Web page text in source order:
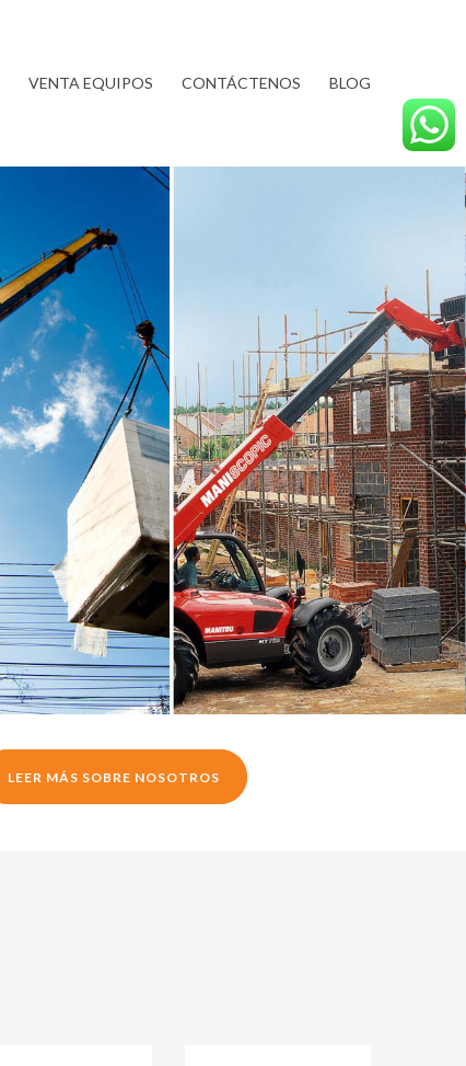
VENTA EQUIPOS CONTÁCTENOS BLOG
LEER MÁS SOBRE NOSOTROS